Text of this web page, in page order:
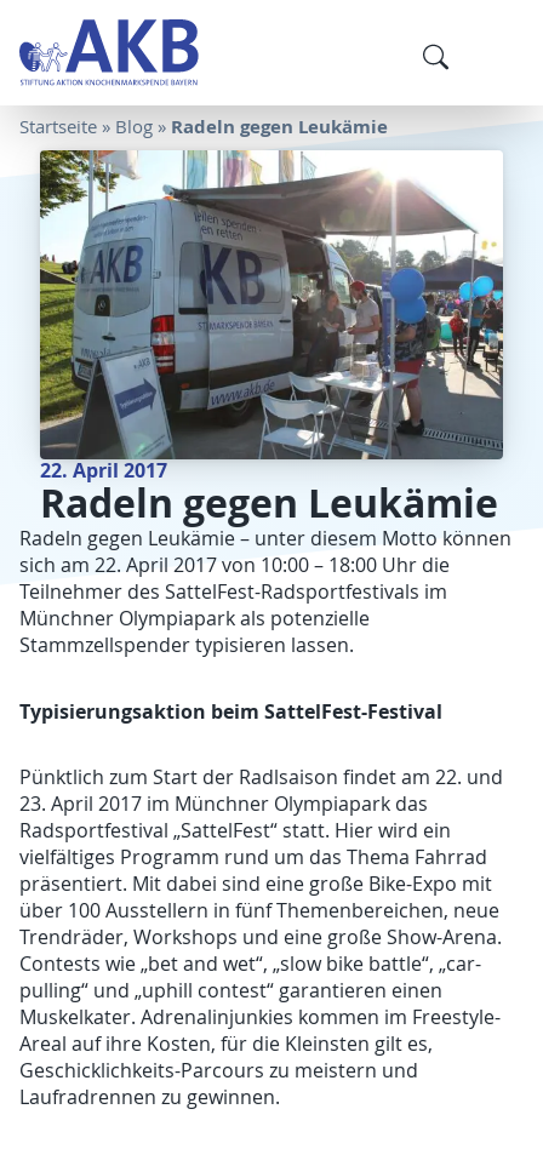
Startseite » Blog » Radeln gegen Leukämie
22. April 2017
Radeln gegen Leukämie
Radeln gegen Leukämie – unter diesem Motto können
sich am 22. April 2017 von 10:00 – 18:00 Uhr die
Teilnehmer des SattelFest-Radsportfestivals im
Münchner Olympiapark als potenzielle
Stammzellspender typisieren lassen.
Typisierungsaktion beim SattelFest-Festival
Pünktlich zum Start der Radlsaison findet am 22. und
23. April 2017 im Münchner Olympiapark das
Radsportfestival „SattelFest“ statt. Hier wird ein
vielfältiges Programm rund um das Thema Fahrrad
präsentiert. Mit dabei sind eine große Bike-Expo mit
über 100 Ausstellern in fünf Themenbereichen, neue
Trendräder, Workshops und eine große Show-Arena.
Contests wie „bet and wet“, „slow bike battle“, „car-
pulling“ und „uphill contest“ garantieren einen
Muskelkater. Adrenalinjunkies kommen im Freestyle-
Areal auf ihre Kosten, für die Kleinsten gilt es,
Geschicklichkeits-Parcours zu meistern und
Laufradrennen zu gewinnen.